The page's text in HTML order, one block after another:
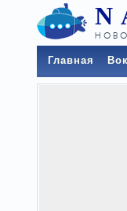
Главная